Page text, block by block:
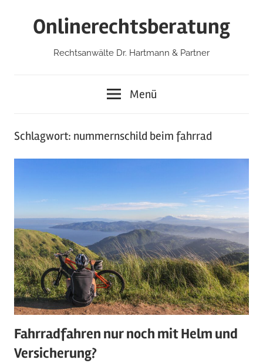
Onlinerechtsberatung
Rechtsanwälte Dr. Hartmann & Partner
Menü
Schlagwort: nummernschild beim fahrrad
Fahrradfahren nur noch mit Helm und
Versicherung?